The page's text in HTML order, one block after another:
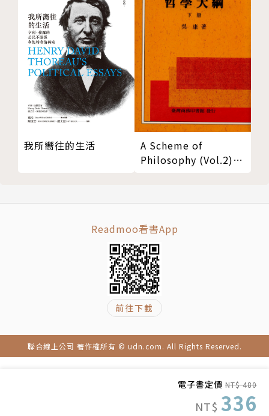
電子書定價 NT$ 480
NT$ 336
我所嚮往的生活
A Scheme of
Philosophy (Vol.2)
Readmoo看書App
前往下載
聯合線上公司 著作權所有 © udn.com. All Rights Reserved.